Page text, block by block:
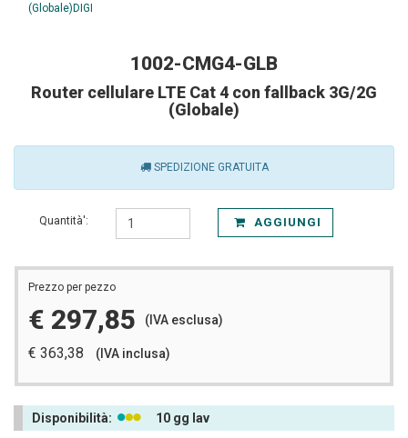
1002-CMG4-GLB
Router cellulare LTE Cat 4 con fallback 3G/2G
(Globale)
SPEDIZIONE GRATUITA
Quantità': AGGIUNGI
Prezzo per pezzo
€ 297,85 (IVA esclusa)
€ 363,38 (IVA inclusa)
Disponibilità: 10 gg lav